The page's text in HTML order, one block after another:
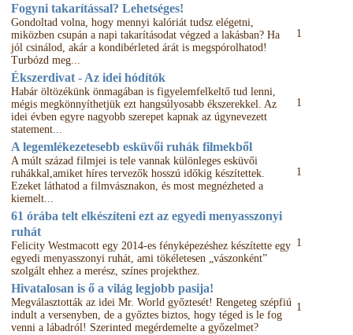
Fogyni takarítással? Lehetséges!
Gondoltad volna, hogy mennyi kalóriát tudsz elégetni,
miközben csupán a napi takarításodat végzed a lakásban? Ha
jól csinálod, akár a kondibérleted árát is megspórolhatod!
Turbózd meg...
1
Ékszerdivat - Az idei hódítók
Habár öltözékünk önmagában is figyelemfelkeltő tud lenni,
mégis megkönnyíthetjük ezt hangsúlyosabb ékszerekkel. Az
idei évben egyre nagyobb szerepet kapnak az úgynevezett
statement...
1
A legemlékezetesebb esküvői ruhák filmekből
A múlt század filmjei is tele vannak különleges esküvői
ruhákkal,amiket híres tervezők hosszú időkig készítettek.
Ezeket láthatod a filmvásznakon, és most megnézheted a
kiemelt...
1
61 órába telt elkészíteni ezt az egyedi menyasszonyi
ruhát
Felicity Westmacott egy 2014-es fényképezéshez készítette egy
egyedi menyasszonyi ruhát, ami tökéletesen „vászonként”
szolgált ehhez a merész, színes projekthez.
1
Hivatalosan is ő a világ legjobb pasija!
Megválasztották az idei Mr. World győztesét! Rengeteg szépfiú
indult a versenyben, de a győztes biztos, hogy téged is le fog
venni a lábadról! Szerinted megérdemelte a győzelmet?
1